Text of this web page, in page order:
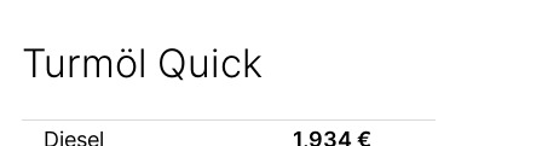
Turmöl Quick
Diesel 1,934€